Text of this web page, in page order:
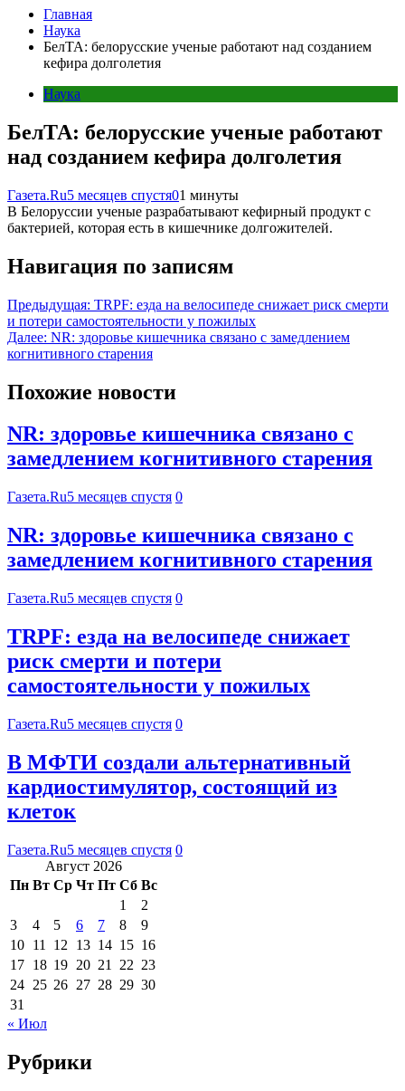
Главная
Наука
БелТА: белорусские ученые работают над созданием
кефира долголетия
Наука
БелТА: белорусские ученые работают
над созданием кефира долголетия
Газета.Ru5 месяцев спустя01 минуты
В Белоруссии ученые разрабатывают кефирный продукт с
бактерией, которая есть в кишечнике долгожителей.
Навигация по записям
Предыдущая: TRPF: езда на велосипеде снижает риск смерти
и потери самостоятельности у пожилых
Далее: NR: здоровье кишечника связано с замедлением
когнитивного старения
Похожие новости
NR: здоровье кишечника связано с
замедлением когнитивного старения
Газета.Ru5 месяцев спустя 0
NR: здоровье кишечника связано с
замедлением когнитивного старения
Газета.Ru5 месяцев спустя 0
TRPF: езда на велосипеде снижает
риск смерти и потери
самостоятельности у пожилых
Газета.Ru5 месяцев спустя 0
В МФТИ создали альтернативный
кардиостимулятор, состоящий из
клеток
Газета.Ru5 месяцев спустя 0
Август 2026
Пн Вт Ср Чт Пт Сб Вс
1
2
3
4 5 6 7 8
9
10 11 12 13 14 15 16
17 18 19 20 21 22 23
24 25 26 27 28 29 30
31
« Июл
Рубрики